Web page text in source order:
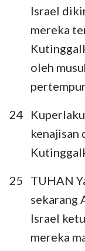
Israel
mereka
oleh
24
kenajisan
25
TUHAN
sekarang
Israel
mereka